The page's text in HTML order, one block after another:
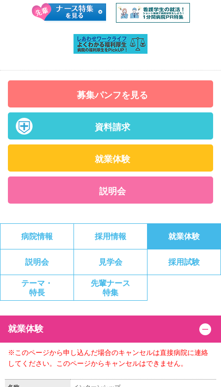
募集パンフを見る
資料請求
就業体験
説明会
病院情報 採用情報 就業体験
説明会 見学会 採用試験
テーマ・
特長
先輩ナース
特集
就業体験
※このページから申し込んだ場合のキャンセルは直接病院に連絡
してください。このページからキャンセルはできません。